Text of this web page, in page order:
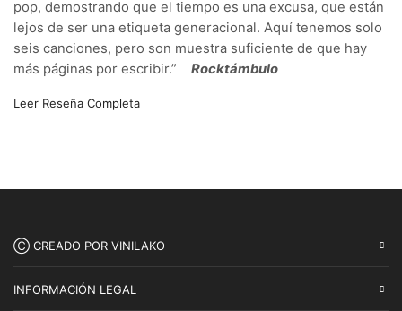
pop, demostrando que el tiempo es una excusa, que están
lejos de ser una etiqueta generacional. Aquí tenemos solo
seis canciones, pero son muestra suficiente de que hay
más páginas por escribir.”
Rocktámbulo
Leer Reseña Completa
Ⓒ CREADO POR VINILAKO
INFORMACIÓN LEGAL